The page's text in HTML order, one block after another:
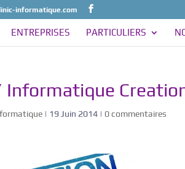
informatique.com
ENTREPRISES PARTICULIERS
Informatique
| 19 Juin 2014 | 0 commentaires